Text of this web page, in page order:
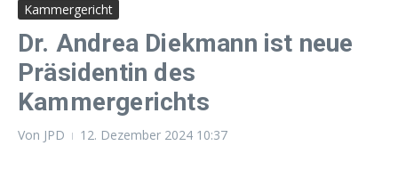
Kammergericht
Dr. Andrea Diekmann ist neue
Präsidentin des
Kammergerichts
Von JPD 12. Dezember 2024 10:37